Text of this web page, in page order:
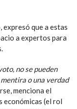
expresó que a estas
a expertos para
no se pueden
o una verdad
menciona el
económicas (el rol